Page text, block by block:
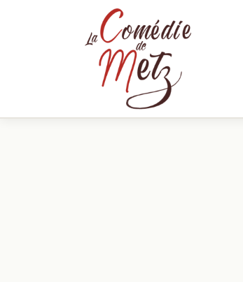
Passer au contenu principal